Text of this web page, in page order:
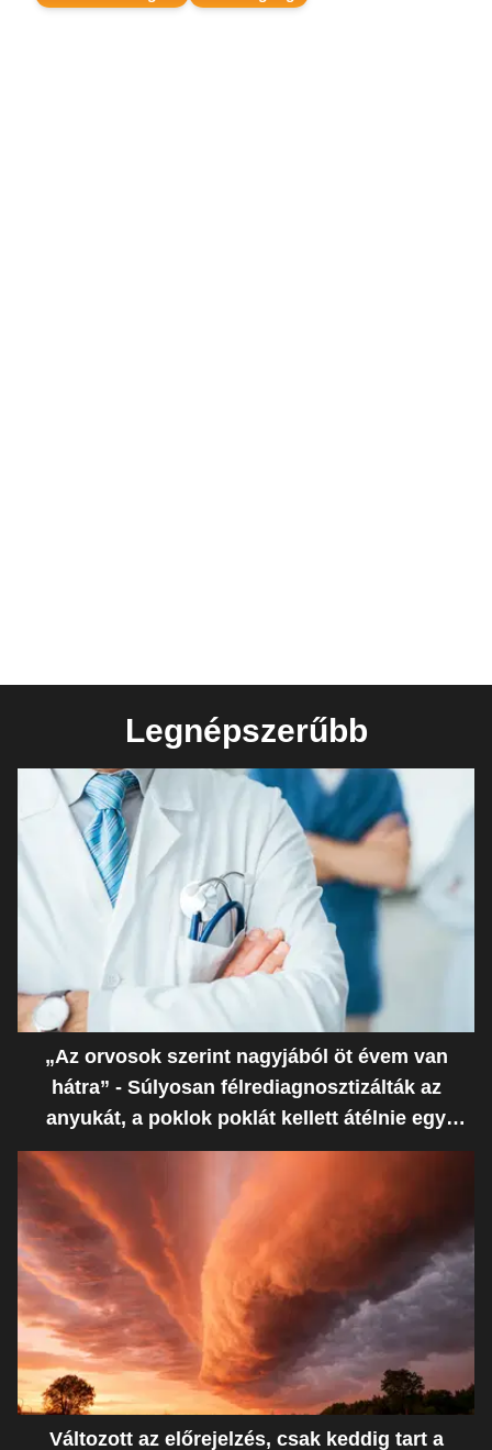
Legnépszerűbb
„Az orvosok szerint nagyjából öt évem van
hátra” - Súlyosan félrediagnosztizálták az
anyukát, a poklok poklát kellett átélnie egy
ostoba hiba miatt
Változott az előrejelzés, csak keddig tart a